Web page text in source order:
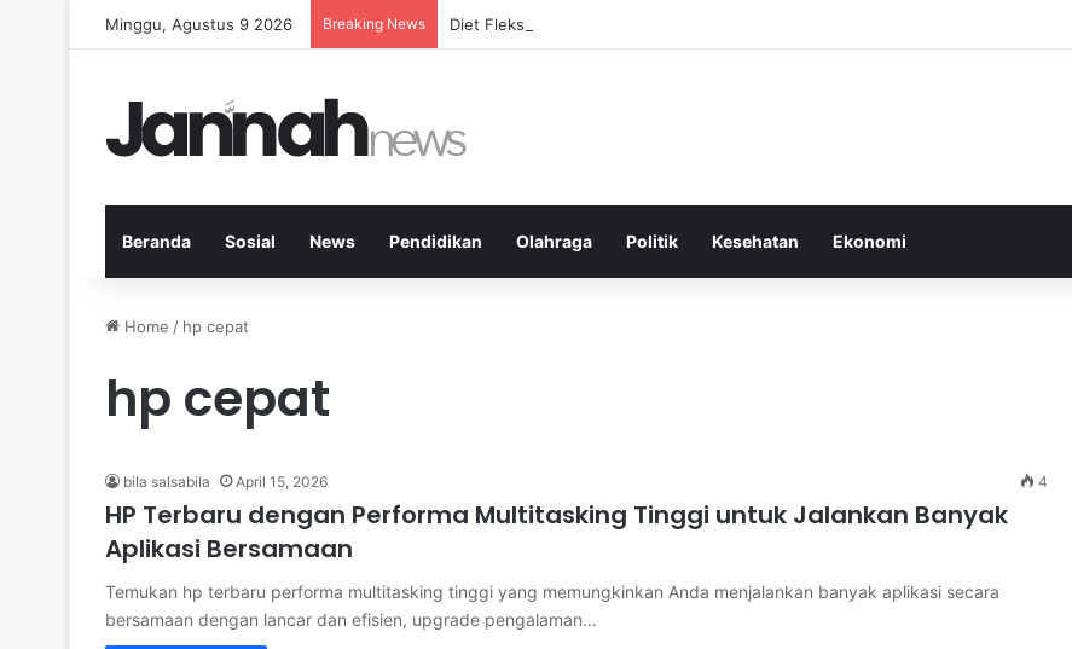
Minggu, Agustus 9 2026 Breaking News Diet Fleksibel Membangun Hubungan Sehat Antara Tubuh dan Makanan Sehari-hari
Beranda Sosial News Pendidikan Olahraga Politik Kesehatan Ekonomi
Home / hp cepat
hp cepat
bila salsabila April 15, 2026 4
HP Terbaru dengan Performa Multitasking Tinggi untuk Jalankan Banyak
Aplikasi Bersamaan
Temukan hp terbaru performa multitasking tinggi yang memungkinkan Anda menjalankan banyak aplikasi secara
bersamaan dengan lancar dan efisien, upgrade pengalaman…